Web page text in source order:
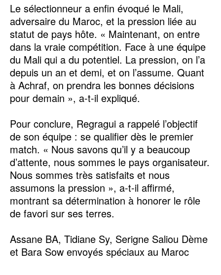
‎Le sélectionneur a enfin évoqué le Mali,
adversaire du Maroc, et la pression liée au
statut de pays hôte. « Maintenant, on entre
dans la vraie compétition. Face à une équipe
du Mali qui a du potentiel. La pression, on l’a
depuis un an et demi, et on l’assume. Quant
à Achraf, on prendra les bonnes décisions
pour demain », a-t-il expliqué.
‎Pour conclure, Regragui a rappelé l’objectif
de son équipe : se qualifier dès le premier
match. « Nous savons qu’il y a beaucoup
d’attente, nous sommes le pays organisateur.
Nous sommes très satisfaits et nous
assumons la pression », a-t-il affirmé,
montrant sa détermination à honorer le rôle
de favori sur ses terres.
‎Assane BA, Tidiane Sy, Serigne Saliou Dème
et Bara Sow envoyés spéciaux au Maroc